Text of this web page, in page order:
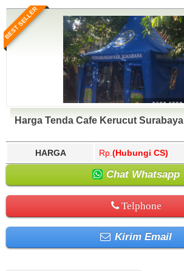
BEST SELLER
Harga Tenda Cafe Kerucut Surabaya
HARGA Rp. (Hubungi CS)
Chat Whatsapp
Telphone
Kirim Email